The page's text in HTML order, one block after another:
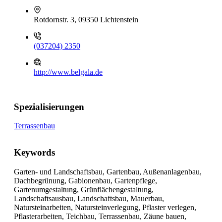
Rotdornstr. 3, 09350 Lichtenstein
(037204) 2350
http://www.belgala.de
Spezialisierungen
Terrassenbau
Keywords
Garten- und Landschaftsbau, Gartenbau, Außenanlagenbau,
Dachbegrünung, Gabionenbau, Gartenpflege,
Gartenumgestaltung, Grünflächengestaltung,
Landschaftsausbau, Landschaftsbau, Mauerbau,
Natursteinarbeiten, Natursteinverlegung, Pflaster verlegen,
Pflasterarbeiten, Teichbau, Terrassenbau, Zäune bauen,